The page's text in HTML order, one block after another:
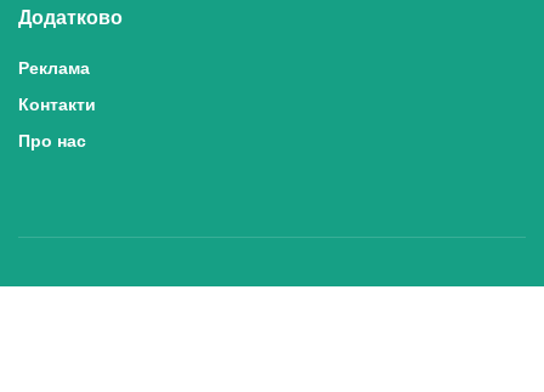
Додатково
Реклама
Контакти
Про нас
Політика конфіденційності та захисту персональних даних